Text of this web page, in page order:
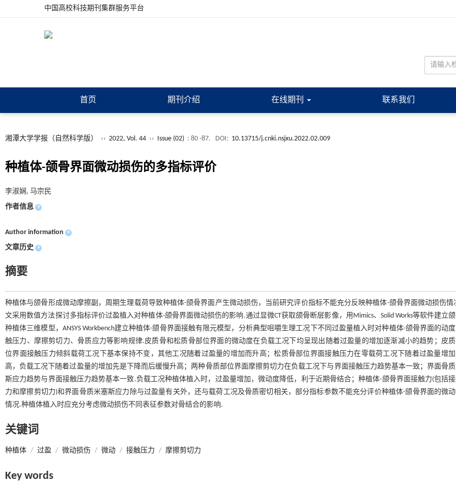
中国高校科技期刊集群服务平台
首页 期刊介绍 在线期刊 联系我们
湘潭大学学报（自然科学版） ›› 2022, Vol. 44 ›› Issue (02) : 80 -87. DOI: 10.13715/j.cnki.nsjxu.2022.02.009
种植体-颌骨界面微动损伤的多指标评价
李淑娴, 马宗民
作者信息 +
Author information +
文章历史 +
摘要
种植体与颌骨形成微动摩擦副，周期生理载荷导致种植体-颌骨界面产生微动损伤，当前研究评价指标不能充分反映种植体-颌骨界面微动损伤情
文采用数值方法探讨多指标评价过盈植入对种植体-颌骨界面微动损伤的影响.通过显微CT获取颌骨断层影像，用Mimics、Solid Works等软件建立
种植体三维模型，ANSYS Workbench建立种植体-颌骨界面接触有限元模型，分析典型咀嚼生理工况下不同过盈量植入时对种植体-颌骨界面的动
触压力、摩擦剪切力、骨质应力等影响规律.皮质骨和松质骨部位界面的微动度在负载工况下均呈现出随着过盈量的增加逐渐减小的趋势；皮
位界面接触压力倾斜载荷工况下基本保持不变，其他工况随着过盈量的增加而升高；松质骨部位界面接触压力在零载荷工况下随着过盈量增
高，负载工况下随着过盈量的增加先是下降而后缓慢升高；两种骨质部位界面摩擦剪切力在负载工况下与界面接触压力趋势基本一致；界面骨
斯应力趋势与界面接触压力趋势基本一致.负载工况种植体植入时，过盈量增加，微动度降低，利于近期骨结合；种植体-颌骨界面接触力(包括
力和摩擦剪切力)和界面骨质米塞斯应力除与过盈量有关外，还与载荷工况及骨质密切相关，部分指标参数不能充分评价种植体-颌骨界面的微
情况.种植体植入时应充分考虑微动损伤不同表征参数对骨结合的影响.
关键词
种植体 / 过盈 / 微动损伤 / 微动 / 接触压力 / 摩擦剪切力
Key words